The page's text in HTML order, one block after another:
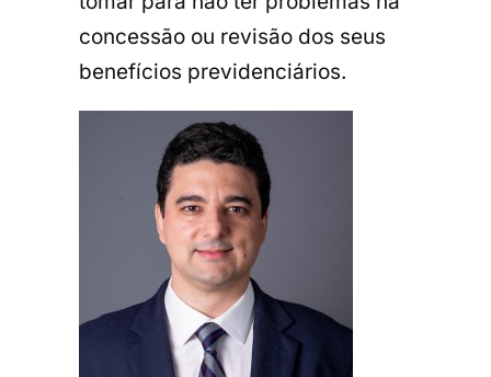
concessão ou revisão dos seus
benefícios previdenciários.